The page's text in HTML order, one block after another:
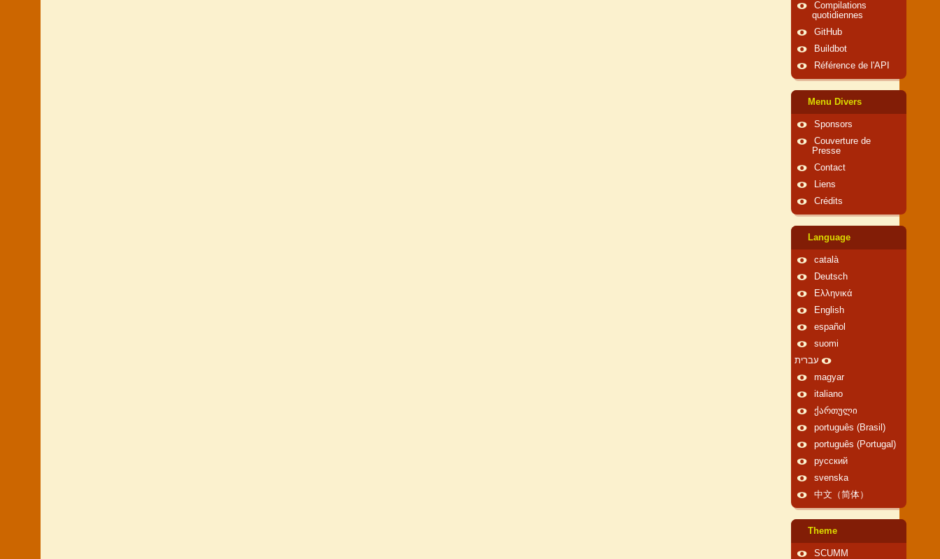
Compilations
quotidiennes
GitHub
Buildbot
Référence de l'API
Menu Divers
Sponsors
Couverture de
Presse
Contact
Liens
Crédits
Language
català
Deutsch
Ελληνικά
English
español
suomi
עברית
magyar
italiano
ქართული
português (Brasil)
português (Portugal)
русский
svenska
中文（简体）
Theme
SCUMM